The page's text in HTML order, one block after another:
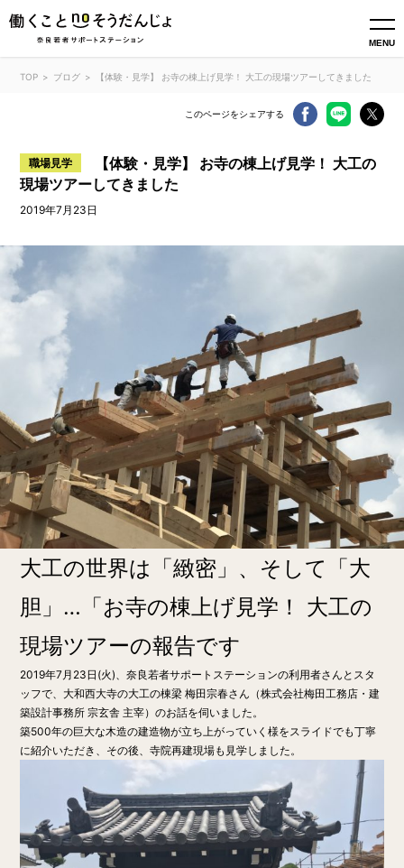
MENU
TOP ブログ 【体験・見学】 お寺の棟上げ見学！ 大工の現場ツアーしてきました
このページをシェアする
職場見学
【体験・見学】 お寺の棟上げ見学！ 大工の
現場ツアーしてきました
2019年7月23日
大工の世界は「緻密」、そして「大
胆」…「お寺の棟上げ見学！ 大工の
現場ツアーの報告です
2019年7月23日(火)、奈良若者サポートステーションの利用者さんとスタ
ッフで、大和西大寺の大工の棟梁 梅田宗春さん（株式会社梅田工務店・建
築設計事務所 宗玄舎 主宰）のお話を伺いました。
築500年の巨大な木造の建造物が立ち上がっていく様をスライドでも丁寧
に紹介いただき、その後、寺院再建現場も見学しました。